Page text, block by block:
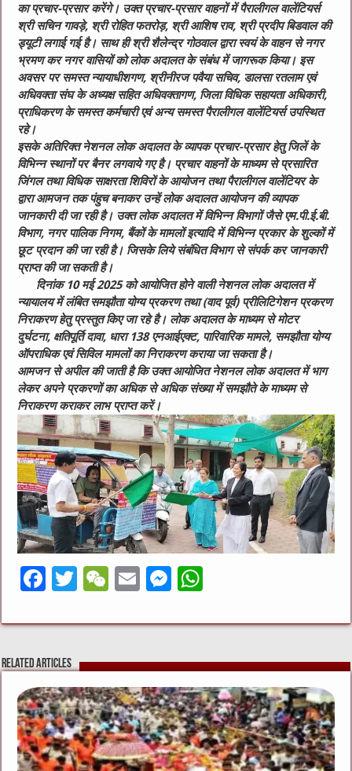
का प्रचार-प्रसार करेंगे। उक्त प्रचार-प्रसार वाहनों में पैरालीगल वालेंटियर्स
श्री सचिन गावड़े, श्री रोहित फतरोड़, श्री आशिष राव, श्री प्रदीप बिडवाल की
ड्यूटी लगाई गई है। साथ ही श्री शैलेन्द्र गोठवाल द्वारा स्वयं के वाहन से नगर
भ्रमण कर नगर वासियों को लोक अदालत के संबंध में जागरूक किया। इस
अवसर पर समस्त न्यायाधीशगण, श्रीनीरज पवैया सचिव, डालसा रतलाम एवं
अधिवक्ता संघ के अध्यक्ष सहित अधिवक्तागण, जिला विधिक सहायता अधिकारी,
प्राधिकरण के समस्त कर्मचारी एवं अन्य समस्त पैरालीगल वालेंटियर्स उपस्थित
रहे।
इसके अतिरिक्त नेशनल लोक अदालत के व्यापक प्रचार-प्रसार हेतु जिलें के
विभिन्न स्थानों पर बैनर लगवाये गए है। प्रचार वाहनों के माध्यम से प्रसारित
जिंगल तथा विधिक साक्षरता शिविरों के आयोजन तथा पैरालीगल वालेंटियर के
द्वारा आमजन तक पंहुच बनाकर उन्हें लोक अदालत आयोजन की व्यापक
जानकारी दी जा रही है। उक्त लोक अदालत में विभिन्न विभागों जैसे एम.पी.ई.बी.
विभाग, नगर पालिक निगम, बैंकों के मामलों इत्यादि में विभिन्न प्रकार के शुल्कों में
छूट प्रदान की जा रही है। जिसके लिये संबंधित विभाग से संपर्क कर जानकारी
प्राप्त की जा सकती है।
दिनांक 10 मई 2025 को आयोजित होने वाली नेशनल लोक अदालत में
न्यायालय में लंबित समझौता योग्य प्रकरण तथा (वाद पूर्व) प्रीलिटिगेशन प्रकरण
निराकरण हेतु प्रस्तुत किए जा रहे है। लोक अदालत के माध्यम से मोटर
दुर्घटना, क्षतिपूर्ति दावा, धारा 138 एनआईएक्ट, पारिवारिक मामले, समझौता योग्य
ऑपराधिक एवं सिविल मामलों का निराकरण कराया जा सकता है।
आमजन से अपील की जाती है कि उक्त आयोजित नेशनल लोक अदालत में भाग
लेकर अपने प्रकरणों का अधिक से अधिक संख्या में समझौते के माध्यम से
निराकरण कराकर लाभ प्राप्त करें।
F
c
e
b
o
o
k
T
it
te
r
W
C
h
at
E
ai
l
M
ss
e
n
g
er
at
s
A
p
p
Related Articles